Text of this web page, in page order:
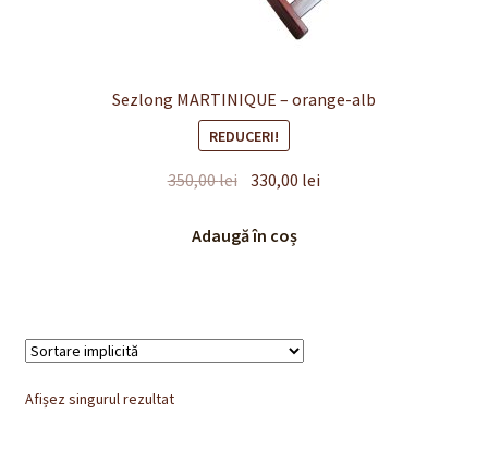
Politica de rambursari si returnari
Sezlong MARTINIQUE – orange-alb
REDUCERI!
350,00lei Prețul
a
330,00 lei
Adaugă în coș
Afișez singurul rezultat